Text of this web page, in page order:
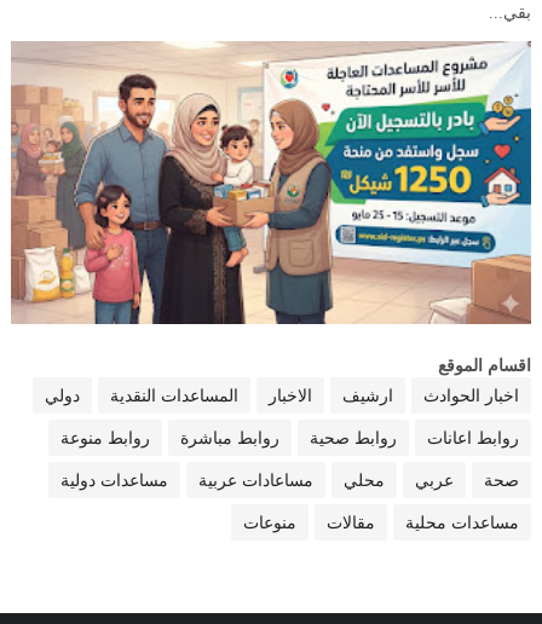
بقي...
اقسام الموقع
اخبار الحوادث
ارشيف الاخبار المساعدات النقدية دولي
روابط اعانات روابط صحية روابط مباشرة روابط منوعة
صحة عربي محلي مساعادات عربية مساعدات دولية
مساعدات محلية مقالات منوعات